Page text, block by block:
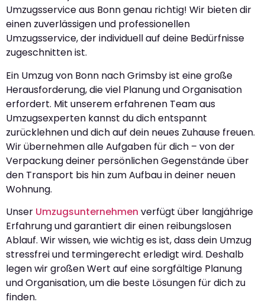
Umzugsservice aus Bonn genau richtig! Wir bieten dir
einen zuverlässigen und professionellen
Umzugsservice, der individuell auf deine Bedürfnisse
zugeschnitten ist.
Ein Umzug von Bonn nach Grimsby ist eine große
Herausforderung, die viel Planung und Organisation
erfordert. Mit unserem erfahrenen Team aus
Umzugsexperten kannst du dich entspannt
zurücklehnen und dich auf dein neues Zuhause freuen.
Wir übernehmen alle Aufgaben für dich – von der
Verpackung deiner persönlichen Gegenstände über
den Transport bis hin zum Aufbau in deiner neuen
Wohnung.
Unser Umzugsunternehmen verfügt über langjährige
Erfahrung und garantiert dir einen reibungslosen
Ablauf. Wir wissen, wie wichtig es ist, dass dein Umzug
stressfrei und termingerecht erledigt wird. Deshalb
legen wir großen Wert auf eine sorgfältige Planung
und Organisation, um die beste Lösungen für dich zu
finden.